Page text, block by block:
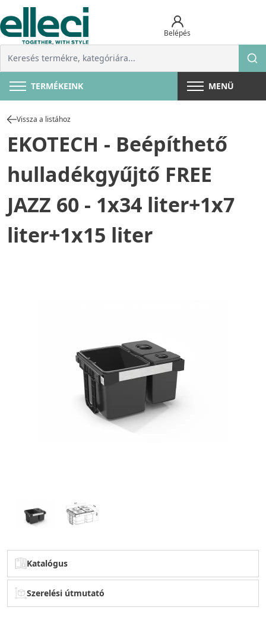
Belépés
TERMÉKEINK MENÜ
Vissza a listához
EKOTECH - Beépíthető
hulladékgyűjtő FREE
JAZZ 60 - 1x34 liter+1x7
liter+1x15 liter
Katalógus
Szerelési útmutató